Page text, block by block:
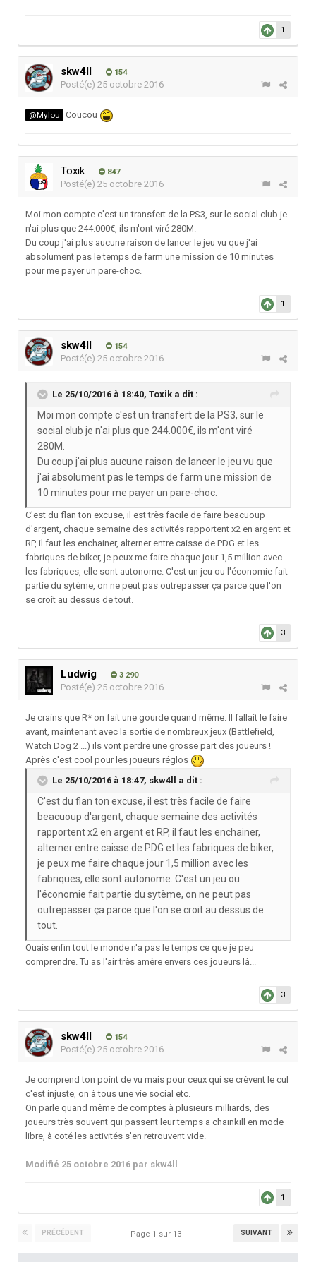
1
skw4ll 154
Posté(e) 25 octobre 2016
@Mylou Coucou
Toxik 847
Posté(e) 25 octobre 2016
Moi mon compte c'est un transfert de la PS3, sur le social club je
n'ai plus que 244.000€, ils m'ont viré 280M.
Du coup j'ai plus aucune raison de lancer le jeu vu que j'ai
absolument pas le temps de farm une mission de 10 minutes
pour me payer un pare-choc.
1
skw4ll 154
Posté(e) 25 octobre 2016
Le 25/10/2016 à 18:40, Toxik a dit :
Moi mon compte c'est un transfert de la PS3, sur le
social club je n'ai plus que 244.000€, ils m'ont viré
280M.
Du coup j'ai plus aucune raison de lancer le jeu vu que
j'ai absolument pas le temps de farm une mission de
10 minutes pour me payer un pare-choc.
C'est du flan ton excuse, il est très facile de faire beacuoup
d'argent, chaque semaine des activités rapportent x2 en argent et
RP, il faut les enchainer, alterner entre caisse de PDG et les
fabriques de biker, je peux me faire chaque jour 1,5 million avec
les fabriques, elle sont autonome. C'est un jeu ou l'économie fait
partie du sytème, on ne peut pas outrepasser ça parce que l'on
se croit au dessus de tout.
3
Ludwig 3 290
Posté(e) 25 octobre 2016
Je crains que R* on fait une gourde quand même. Il fallait le faire
avant, maintenant avec la sortie de nombreux jeux (Battlefield,
Watch Dog 2 ...) ils vont perdre une grosse part des joueurs !
Après c'est cool pour les joueurs réglos
Le 25/10/2016 à 18:47, skw4ll a dit :
C'est du flan ton excuse, il est très facile de faire
beacuoup d'argent, chaque semaine des activités
rapportent x2 en argent et RP, il faut les enchainer,
alterner entre caisse de PDG et les fabriques de biker,
je peux me faire chaque jour 1,5 million avec les
fabriques, elle sont autonome. C'est un jeu ou
l'économie fait partie du sytème, on ne peut pas
outrepasser ça parce que l'on se croit au dessus de
tout.
Ouais enfin tout le monde n'a pas le temps ce que je peu
comprendre. Tu as l'air très amère envers ces joueurs là...
3
skw4ll 154
Posté(e) 25 octobre 2016
Je comprend ton point de vu mais pour ceux qui se crèvent le cul
c'est injuste, on à tous une vie social etc.
On parle quand même de comptes à plusieurs milliards, des
joueurs très souvent qui passent leur temps a chainkill en mode
libre, à coté les activités s'en retrouvent vide.
Modifié 25 octobre 2016 par skw4ll
1
PRÉCÉDENT SUIVANT
Page 1 sur 13